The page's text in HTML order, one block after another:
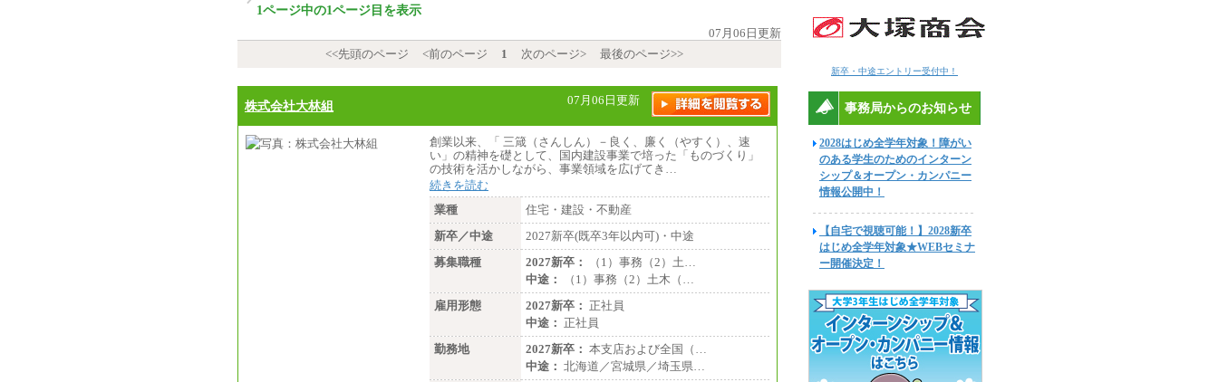
1ページ中の1ページ目を表示
07月06日更新
<<先頭のページ
<前のページ 1 次のページ> 最後のページ>>
株式会社大林組 07月06日更新
創業以来、「 三箴（さんしん）－良く、廉く（やすく）、速
い」の精神を礎として、国内建設事業で培った「ものづくり」
の技術を活かしながら、事業領域を広げてき…
続きを読む
業種
住宅・建設・不動産
新卒／中途
2027新卒(既卒3年以内可)・中途
募集職種
2027新卒：
（1）事務（2）土…
中途：
（1）事務（2）土木（…
雇用形態
2027新卒： 正社員
中途： 正社員
勤務地
2027新卒： 本支店および全国（…
中途： 北海道／宮城県／埼玉県…
新卒・中途エントリー受付中！
事務局からのお知らせ
2028はじめ全学年対象！障がい
のある学生のためのインターン
シップ＆オープン・カンパニー
情報公開中！
【自宅で視聴可能！】2028新卒
はじめ全学年対象★WEBセミナ
ー開催決定！